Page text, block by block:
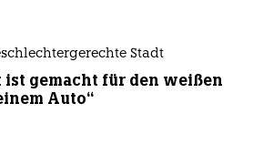
Stadt
ist gemacht für den weißen
Auto“